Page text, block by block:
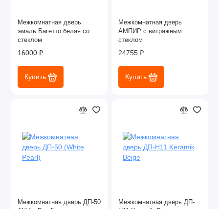
Межкомнатная дверь
эмаль Багетто белая со
стеклом
16000 ₽
Купить
Межкомнатная дверь
АМПИР с витражным
стеклом
24755 ₽
Купить
Межкомнатная дверь ДП-50
Межкомнатная дверь ДП-